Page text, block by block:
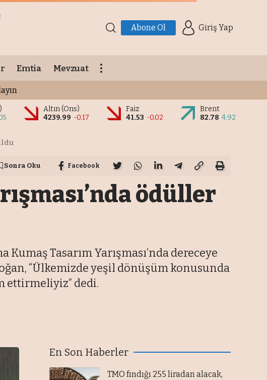
Abone Ol Giriş Yap
Emtia Mevzuat
Altın (Ons)
4239.99 -0.17
Faiz
41.53 -0.02
Brent
82.78 4.92
Sonra Oku Facebook
ödüller
Tasarım Yarışması’nda dereceye
“Ülkemizde yeşil dönüşüm konusunda
ettirmeliyiz” dedi.
En Son Haberler
TMO fındığı 255 liradan alacak,